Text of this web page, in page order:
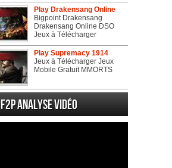
Play Drakensang Online
Bigpoint Drakensang
Drakensang Online DSO
Jeux à Télécharger
Play Supremacy 1914
Jeux à Télécharger Jeux
Mobile Gratuit MMORTS
F2P Analyse vidéo